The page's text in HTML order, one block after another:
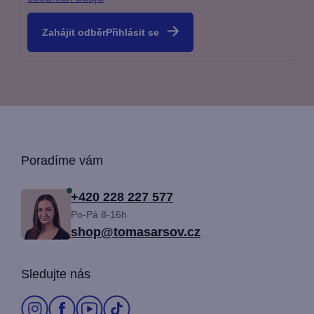
Přihlásit se
Poradíme vám
+420 228 227 577
Po-Pá 8-16h
shop@tomasarsov.cz
Sledujte nás